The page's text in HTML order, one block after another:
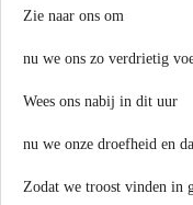
Zie naar ons om
nu we ons zo verdrietig
Wees ons nabij in dit uur
nu we onze droefheid en
Zodat we troost vinden in